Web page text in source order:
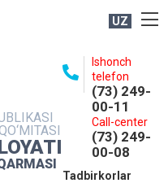
UZ
Ishonch
telefon
(73) 249-
00-11
Call-center
(73) 249-
00-08
Tadbirkorlar